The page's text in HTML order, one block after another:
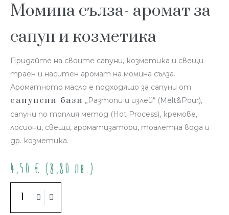
Момина сълза- аромат за
сапун и козметика
Придайте на своите сапуни, козметика и свещи
траен и наситен аромат на момина сълза.
Ароматното масло е подходящо за сапуни от
сапунени бази „Разтопи и излей“ (Melt&Pour),
сапуни по топлия метод (Hot Process), кремове,
лосиони, свещи, ароматизатори, тоалетна вода и
др. козметика.
4,50 € (8,80 лв.)